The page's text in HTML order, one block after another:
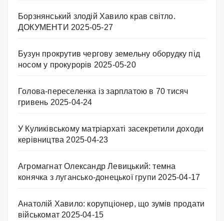
Борзнянський злодій Хавило крав світло.
ДОКУМЕНТИ 2025-05-27
Бузун прокрутив чергову земельну оборудку під
носом у прокурорів 2025-05-20
Голова-переселенка із зарплатою в 70 тисяч
гривень 2025-04-24
У Куликівському матріархаті засекретили доходи
керівництва 2025-04-23
Агромагнат Олександр Левицький: темна
конячка з лугансько-донецької групи 2025-04-17
Анатолій Хавило: корупціонер, що зумів продати
військомат 2025-04-15